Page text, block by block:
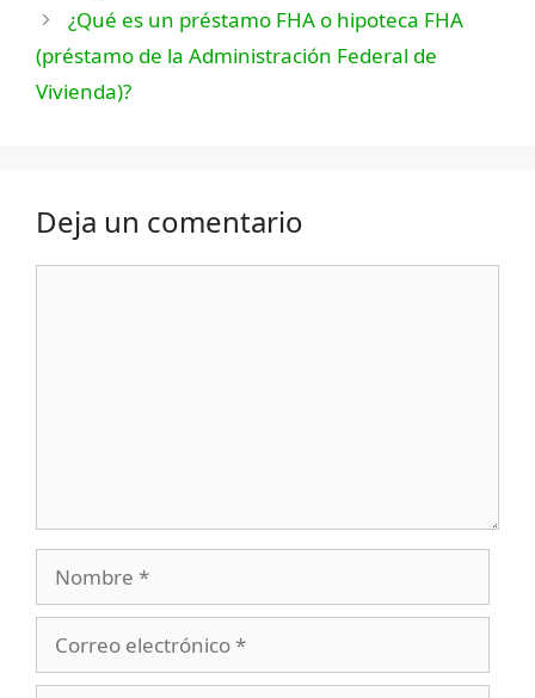
¿Qué es un préstamo FHA o hipoteca FHA
(préstamo de la Administración Federal de
Vivienda)?
Deja un comentario
electrónico